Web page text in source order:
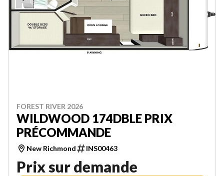
FOREST RIVER 2026
WILDWOOD 174DBLE PRIX
PRÉCOMMANDE
New Richmond INS00463
Prix sur demande